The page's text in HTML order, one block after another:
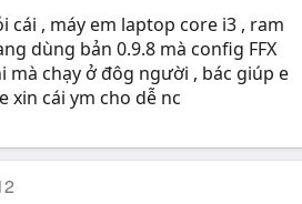
cái , máy em laptop core i3 , ram
dùng bản 0.9.8 mà config FFX
mà chạy ở đôg người , bác giúp e
xin cái ym cho dễ nc